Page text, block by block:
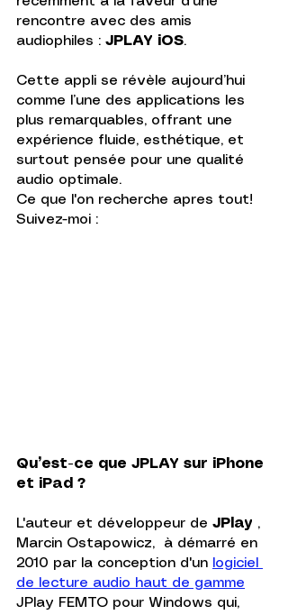
rencontre avec des amis
audiophiles : JPLAY iOS.
Cette appli se révèle aujourd’hui
comme l’une des applications les
plus remarquables, offrant une
expérience fluide, esthétique, et
surtout pensée pour une qualité
audio optimale.
Ce que l'on recherche apres tout!
Suivez-moi :
Qu’est-ce que JPLAY sur iPhone
et iPad ?
L'auteur et développeur de JPlay ,
Marcin Ostapowicz,  à démarré en
2010 par la conception d'un logiciel
de lecture audio haut de gamme
JPlay FEMTO pour Windows qui,